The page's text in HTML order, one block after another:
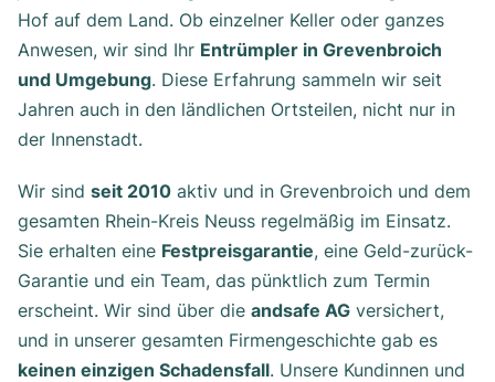
Hof auf dem Land. Ob einzelner Keller oder ganzes
Anwesen, wir sind Ihr Entrümpler in Grevenbroich
und Umgebung. Diese Erfahrung sammeln wir seit
Jahren auch in den ländlichen Ortsteilen, nicht nur in
der Innenstadt.
Wir sind seit 2010 aktiv und in Grevenbroich und dem
gesamten Rhein-Kreis Neuss regelmäßig im Einsatz.
Sie erhalten eine Festpreisgarantie, eine Geld-zurück-
Garantie und ein Team, das pünktlich zum Termin
erscheint. Wir sind über die andsafe AG versichert,
und in unserer gesamten Firmengeschichte gab es
keinen einzigen Schadensfall. Unsere Kundinnen und